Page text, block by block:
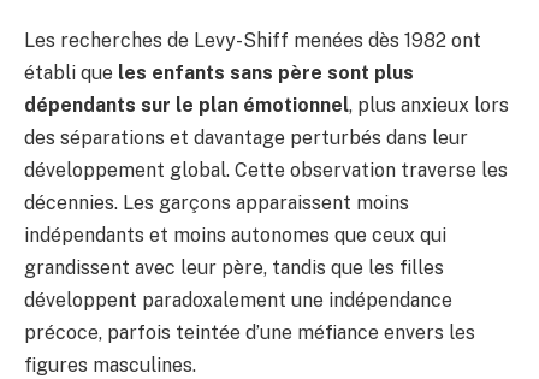
Les recherches de Levy-Shiff menées dès 1982 ont
établi que les enfants sans père sont plus
dépendants sur le plan émotionnel, plus anxieux lors
des séparations et davantage perturbés dans leur
développement global. Cette observation traverse les
décennies. Les garçons apparaissent moins
indépendants et moins autonomes que ceux qui
grandissent avec leur père, tandis que les filles
développent paradoxalement une indépendance
précoce, parfois teintée d’une méfiance envers les
figures masculines.